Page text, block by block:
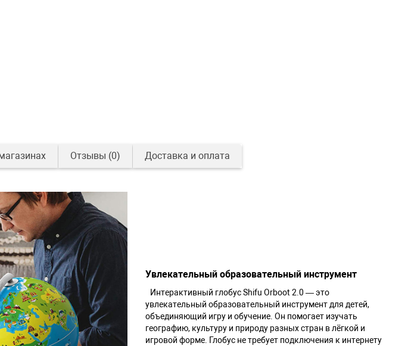
Отзывы (0) Доставка и оплата
Увлекательный образовательный инструмент
Интерактивный глобус Shifu Orboot 2.0 — это
увлекательный образовательный инструмент для детей,
объединяющий игру и обучение. Он помогает изучать
географию, культуру и природу разных стран в лёгкой и
игровой форме. Глобус не требует подключения к интернету